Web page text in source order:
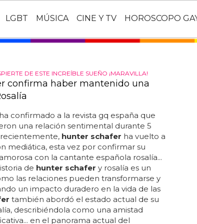
LGBT MÚSICA CINE Y TV HOROSCOPO
DE ESTE INCREÍBLE SUEÑO ¡MARAVILLA!
confirma haber mantenido una
ha confirmado a la revista gq españa que
una relación sentimental durante 5
recientemente, hunter schafer ha vuelto a
mediática, esta vez por confirmar su
con la cantante española rosalía...
de hunter schafer y rosalía es un
las relaciones pueden transformarse y
un impacto duradero en la vida de las
también abordó el estado actual de su
describiéndola como una amistad
en el panorama actual del